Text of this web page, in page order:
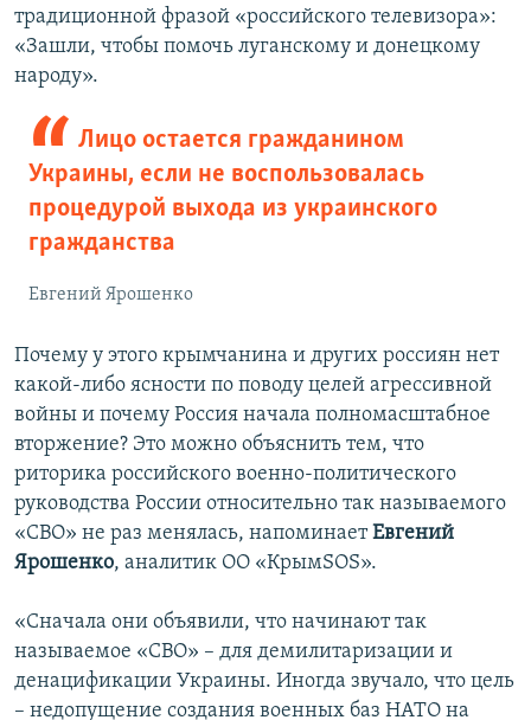
традиционной фразой «российского телевизора»:
«Зашли, чтобы помочь луганскому и донецкому
народу».
Лицо остается гражданином
Украины, если не воспользовалась
процедурой выхода из украинского
гражданства
Евгений Ярошенко
Почему у этого крымчанина и других россиян нет
какой-либо ясности по поводу целей агрессивной
войны и почему Россия начала полномасштабное
вторжение? Это можно объяснить тем, что
риторика российского военно-политического
руководства России относительно так называемого
«СВО» не раз менялась, напоминаетЕвгений
Ярошенко, аналитик ОО «КрымSOS».
«Сначала они объявили, что начинают так
называемое «СВО» – для демилитаризации и
денацификации Украины. Иногда звучало, что цель
– недопущение создания военных баз НАТО на